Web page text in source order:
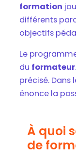
formation
différents
objectifs
Le
du formateur
précisé.
énonce la
À quoi
de